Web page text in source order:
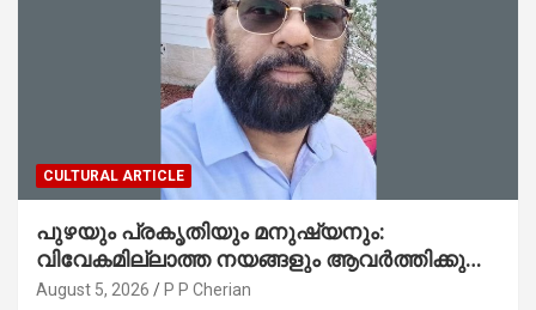
CULTURAL ARTICLE
പുഴയും പ്രകൃതിയും മനുഷ്യനും:
വിവേകമില്ലാത്ത നയങ്ങളും ആവർത്തിക്കുന്ന
ദുരന്തങ്ങളും : റവ. ജെയിംസ് കെ.
August 5, 2026 P P Cherian